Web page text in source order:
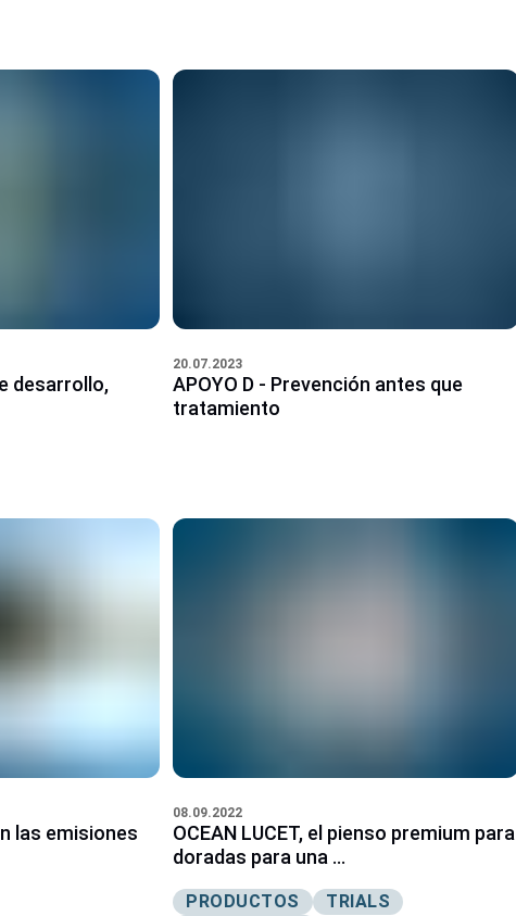
desarrollo,
20.07.2023
APOYO D - Prevención antes que
tratamiento
las emisiones
08.09.2022
OCEAN LUCET, el pienso premium para
doradas para una ...
PRODUCTOS
TRIALS